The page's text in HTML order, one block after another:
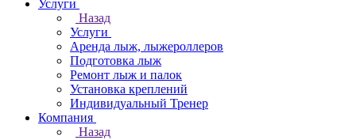
Услуги
Назад
Услуги
Аренда лыж, лыжероллеров
Подготовка лыж
Ремонт лыж и палок
Установка креплений
Индивидуальный Тренер
Компания
Назад